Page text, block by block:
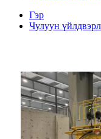
Гэр
Чулуун